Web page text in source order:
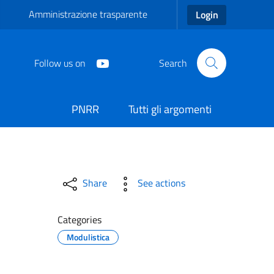
Amministrazione trasparente Login
Follow us on Search
PNRR
Tutti gli argomenti
- Comune di
Share See actions
Categories
Modulistica